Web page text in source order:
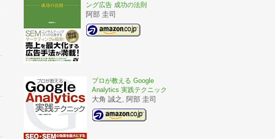
ング広告 成功の法則
阿部 圭司
プロが教える Google
Analytics 実践テクニック
大角 誠之, 阿部 圭司